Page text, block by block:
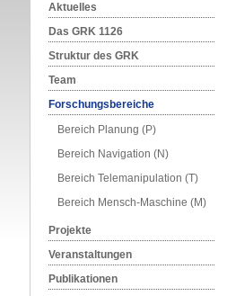
Aktuelles
Das GRK 1126
Struktur des GRK
Team
Forschungsbereiche
Bereich Planung (P)
Bereich Navigation (N)
Bereich Telemanipulation (T)
Bereich Mensch-Maschine (M)
Projekte
Veranstaltungen
Publikationen